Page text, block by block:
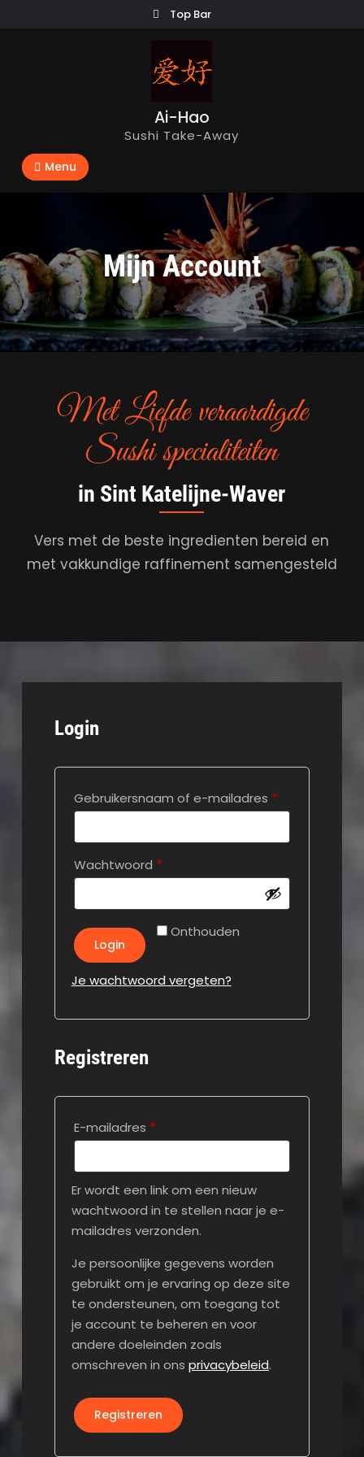
Top Bar
Ai-Hao
Sushi Take-Away
Menu
Mijn Account
Met Liefde veraardigde
Sushi specialiteiten
in Sint Katelijne-Waver
Vers met de beste ingredienten bereid en
met vakkundige raffinement samengesteld
Login
Gebruikersnaam of e-mailadres *Vereist
Wachtwoord *Vereist
Onthouden
Login
Je wachtwoord vergeten?
Registreren
E-mailadres *Vereist
Er wordt een link om een nieuw
wachtwoord in te stellen naar je e-
mailadres verzonden.
Je persoonlijke gegevens worden
gebruikt om je ervaring op deze site
te ondersteunen, om toegang tot
je account te beheren en voor
andere doeleinden zoals
omschreven in ons privacybeleid.
Registreren